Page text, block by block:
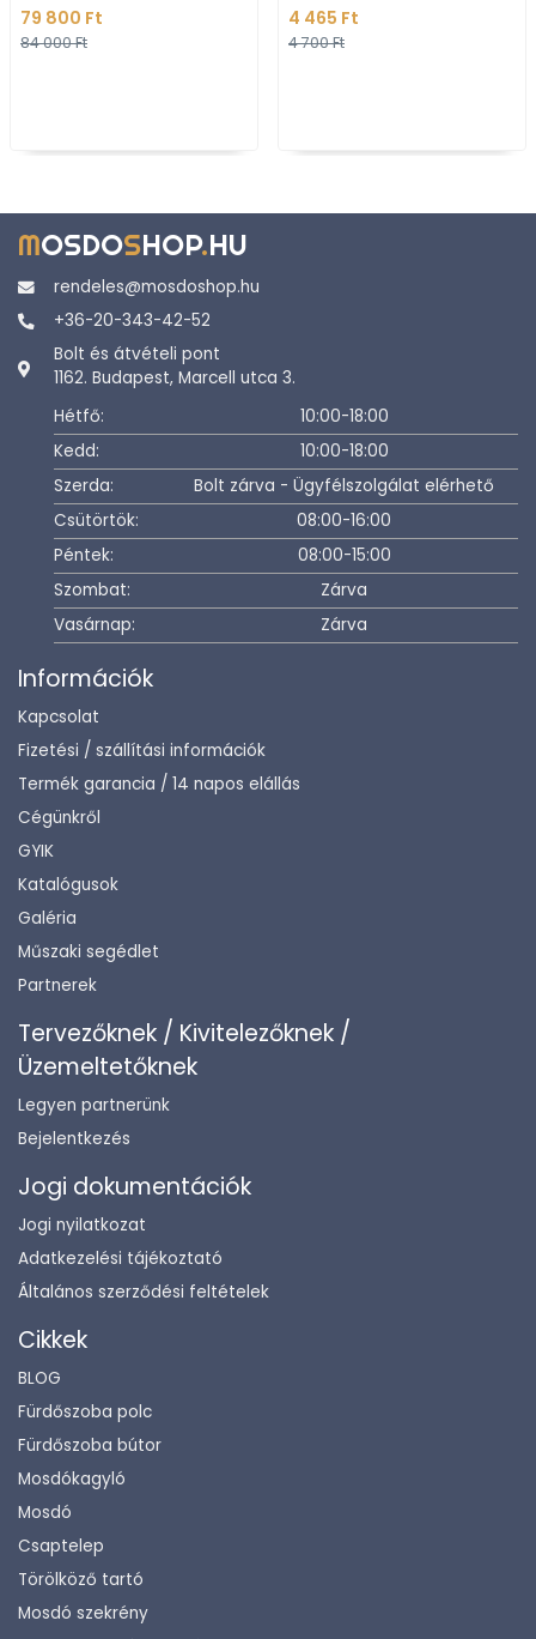
kézizuhannyal, polccal -
79 800 Ft
84 000 Ft
4 465 Ft
4 700 Ft
MOSDOSHOP.HU
rendeles@mosdoshop.hu
+36-20-343-42-52
Bolt és átvételi pont
1162. Budapest, Marcell utca 3.
Hétfő:
10:00-18:00
Kedd:
10:00-18:00
Szerda:
Bolt zárva - Ügyfélszolgálat elérhető
Csütörtök:
08:00-16:00
Péntek:
08:00-15:00
Szombat:
Zárva
Vasárnap:
Zárva
Információk
Kapcsolat
Fizetési / szállítási információk
Termék garancia / 14 napos elállás
Cégünkről
GYIK
Katalógusok
Galéria
Műszaki segédlet
Partnerek
Tervezőknek / Kivitelezőknek /
Üzemeltetőknek
Legyen partnerünk
Bejelentkezés
Jogi dokumentációk
Jogi nyilatkozat
Adatkezelési tájékoztató
Általános szerződési feltételek
Cikkek
BLOG
Fürdőszoba polc
Fürdőszoba bútor
Mosdókagyló
Mosdó
Csaptelep
Törölköző tartó
Mosdó szekrény